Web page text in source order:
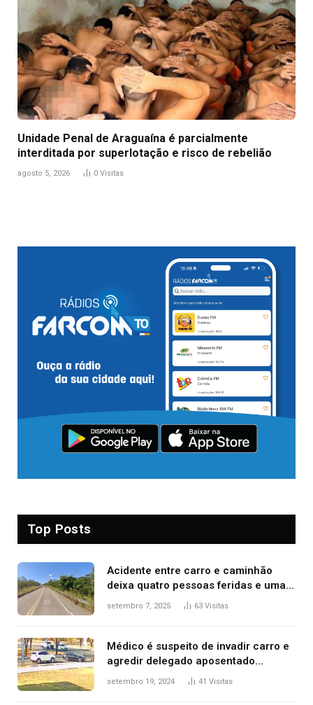
Unidade Penal de Araguaína é parcialmente
interditada por superlotação e risco de rebelião
agosto 5, 2026 0 Visitas
Top Posts
Acidente entre carro e caminhão
deixa quatro pessoas feridas e uma
mulher morta na TO-070
setembro 7, 2025 63 Visitas
Médico é suspeito de invadir carro e
agredir delegado aposentado
durante confusão no trânsito
setembro 19, 2024 41 Visitas